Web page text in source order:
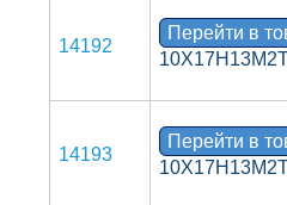
14192
Перейти в
14193
Перейти в